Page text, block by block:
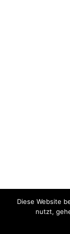
Diese Website
nutzt,